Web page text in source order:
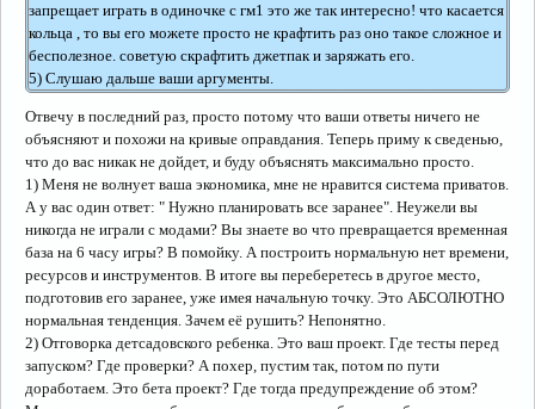
запрещает играть в одиночке с гм1 это же так интересно! что касается
кольца , то вы его можете просто не крафтить раз оно такое сложное и
бесполезное. советую скрафтить джетпак и заряжать его.
5) Слушаю дальше ваши аргументы.
Отвечу в последний раз, просто потому что ваши ответы ничего не
объясняют и похожи на кривые оправдания. Теперь приму к сведенью,
что до вас никак не дойдет, и буду объяснять максимально просто.
1) Меня не волнует ваша экономика, мне не нравится система приватов.
А у вас один ответ: " Нужно планировать все заранее". Неужели вы
никогда не играли с модами? Вы знаете во что превращается временная
база на 6 часу игры? В помойку. А построить нормальную нет времени,
ресурсов и инструментов. В итоге вы переберетесь в другое место,
подготовив его заранее, уже имея начальную точку. Это АБСОЛЮТНО
нормальная тенденция. Зачем её рушить? Непонятно.
2) Отговорка детсадовского ребенка. Это ваш проект. Где тесты перед
запуском? Где проверки? А похер, пустим так, потом по пути
доработаем. Это бета проект? Где тогда предупреждение об этом?